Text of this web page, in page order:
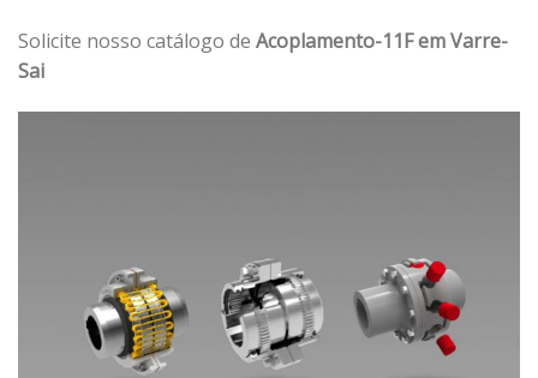
Solicite nosso catálogo de Acoplamento-11F em Varre-
Sai